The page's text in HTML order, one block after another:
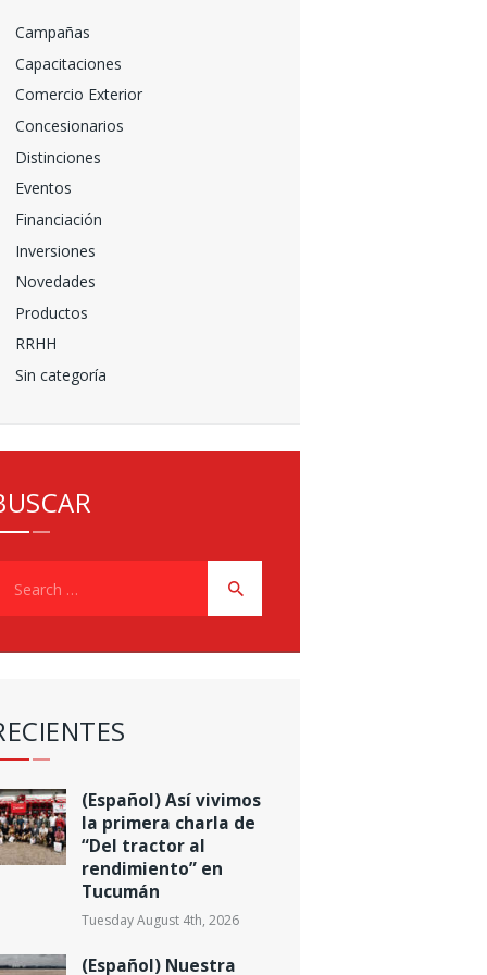
Campañas
Capacitaciones
Comercio Exterior
Concesionarios
Distinciones
Eventos
Financiación
Inversiones
Novedades
Productos
RRHH
Sin categoría
(Español) Así vivimos
la primera charla de
“Del tractor al
rendimiento” en
Tucumán
Tuesday August 4th, 2026
(Español) Nuestra